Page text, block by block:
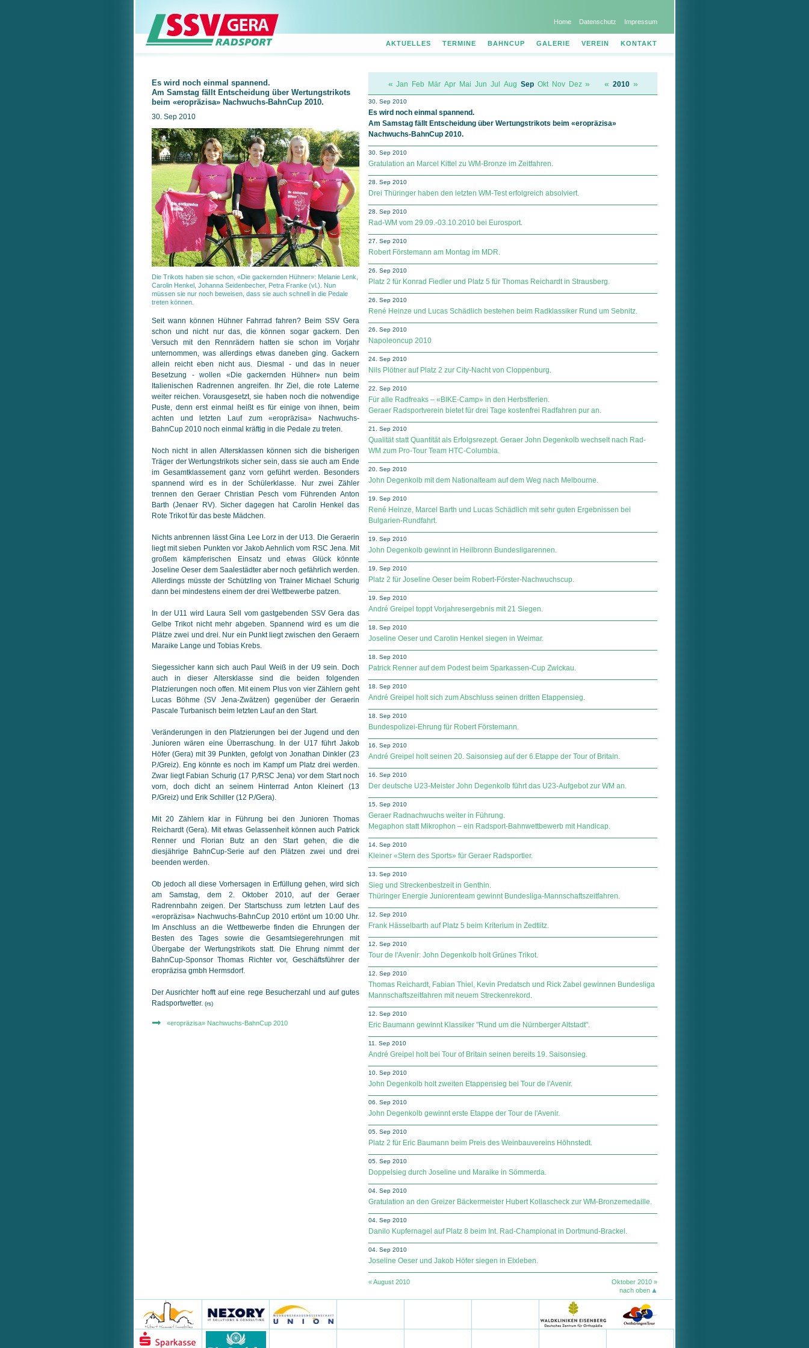
Home Datenschutz Impressum
AKTUELLES TERMINE BAHNCUP GALERIE VEREIN KONTAKT
Es wird noch einmal spannend.
Am Samstag fällt Entscheidung über Wertungstrikots
beim «eropräzisa» Nachwuchs-BahnCup 2010.
30. Sep 2010
Die Trikots haben sie schon, «Die gackernden Hühner»: Melanie Lenk,
Carolin Henkel, Johanna Seidenbecher, Petra Franke (vl.). Nun
müssen sie nur noch beweisen, dass sie auch schnell in die Pedale
treten können.
Seit wann können Hühner Fahrrad fahren? Beim SSV Gera
schon und nicht nur das, die können sogar gackern. Den
Versuch mit den Rennrädern hatten sie schon im Vorjahr
unternommen, was allerdings etwas daneben ging. Gackern
allein reicht eben nicht aus. Diesmal - und das in neuer
Besetzung - wollen «Die gackernden Hühner» nun beim
Italienischen Radrennen angreifen. Ihr Ziel, die rote Laterne
weiter reichen. Vorausgesetzt, sie haben noch die notwendige
Puste, denn erst einmal heißt es für einige von ihnen, beim
achten und letzten Lauf zum «eropräzisa» Nachwuchs-
BahnCup 2010 noch einmal kräftig in die Pedale zu treten.
Noch nicht in allen Altersklassen können sich die bisherigen
Träger der Wertungstrikots sicher sein, dass sie auch am Ende
im Gesamtklassement ganz vorn geführt werden. Besonders
spannend wird es in der Schülerklasse. Nur zwei Zähler
trennen den Geraer Christian Pesch vom Führenden Anton
Barth (Jenaer RV). Sicher dagegen hat Carolin Henkel das
Rote Trikot für das beste Mädchen.
Nichts anbrennen lässt Gina Lee Lorz in der U13. Die Geraerin
liegt mit sieben Punkten vor Jakob Aehnlich vom RSC Jena. Mit
großem kämpferischen Einsatz und etwas Glück könnte
Joseline Oeser dem Saalestädter aber noch gefährlich werden.
Allerdings müsste der Schützling von Trainer Michael Schurig
dann bei mindestens einem der drei Wettbewerbe patzen.
In der U11 wird Laura Sell vom gastgebenden SSV Gera das
Gelbe Trikot nicht mehr abgeben. Spannend wird es um die
Plätze zwei und drei. Nur ein Punkt liegt zwischen den Geraern
Maraike Lange und Tobias Krebs.
Siegessicher kann sich auch Paul Weiß in der U9 sein. Doch
auch in dieser Altersklasse sind die beiden folgenden
Platzierungen noch offen. Mit einem Plus von vier Zählern geht
Lucas Böhme (SV Jena-Zwätzen) gegenüber der Geraerin
Pascale Turbanisch beim letzten Lauf an den Start.
Veränderungen in den Platzierungen bei der Jugend und den
Junioren wären eine Überraschung. In der U17 führt Jakob
Höfer (Gera) mit 39 Punkten, gefolgt von Jonathan Dinkler (23
P./Greiz). Eng könnte es noch im Kampf um Platz drei werden.
Zwar liegt Fabian Schurig (17 P,/RSC Jena) vor dem Start noch
vorn, doch dicht an seinem Hinterrad Anton Kleinert (13
P./Greiz) und Erik Schiller (12 P./Gera).
Mit 20 Zählern klar in Führung bei den Junioren Thomas
Reichardt (Gera). Mit etwas Gelassenheit können auch Patrick
Renner und Florian Butz an den Start gehen, die die
diesjährige BahnCup-Serie auf den Plätzen zwei und drei
beenden werden.
Ob jedoch all diese Vorhersagen in Erfüllung gehen, wird sich
am Samstag, dem 2. Oktober 2010, auf der Geraer
Radrennbahn zeigen. Der Startschuss zum letzten Lauf des
«eropräzisa» Nachwuchs-BahnCup 2010 ertönt um 10:00 Uhr.
Im Anschluss an die Wettbewerbe finden die Ehrungen der
Besten des Tages sowie die Gesamtsiegerehrungen mit
Übergabe der Wertungstrikots statt. Die Ehrung nimmt der
BahnCup-Sponsor Thomas Richter vor, Geschäftsführer der
eropräzisa gmbh Hermsdorf.
Der Ausrichter hofft auf eine rege Besucherzahl und auf gutes
Radsportwetter. (rs)
«eropräzisa» Nachwuchs-BahnCup 2010
« Jan Feb Mär Apr Mai Jun Jul Aug Sep Okt Nov Dez » « 2010 »
30. Sep 2010
Es wird noch einmal spannend.
Am Samstag fällt Entscheidung über Wertungstrikots beim «eropräzisa»
Nachwuchs-BahnCup 2010.
30. Sep 2010
Gratulation an Marcel Kittel zu WM-Bronze im Zeitfahren.
28. Sep 2010
Drei Thüringer haben den letzten WM-Test erfolgreich absolviert.
28. Sep 2010
Rad-WM vom 29.09.-03.10.2010 bei Eurosport.
27. Sep 2010
Robert Förstemann am Montag im MDR.
26. Sep 2010
Platz 2 für Konrad Fiedler und Platz 5 für Thomas Reichardt in Strausberg.
26. Sep 2010
René Heinze und Lucas Schädlich bestehen beim Radklassiker Rund um Sebnitz.
26. Sep 2010
Napoleoncup 2010
24. Sep 2010
Nils Plötner auf Platz 2 zur City-Nacht von Cloppenburg.
22. Sep 2010
Für alle Radfreaks – «BIKE-Camp» in den Herbstferien.
Geraer Radsportverein bietet für drei Tage kostenfrei Radfahren pur an.
21. Sep 2010
Qualität statt Quantität als Erfolgsrezept. Geraer John Degenkolb wechselt nach Rad-
WM zum Pro-Tour Team HTC-Columbia.
20. Sep 2010
John Degenkolb mit dem Nationalteam auf dem Weg nach Melbourne.
19. Sep 2010
René Heinze, Marcel Barth und Lucas Schädlich mit sehr guten Ergebnissen bei
Bulgarien-Rundfahrt.
19. Sep 2010
John Degenkolb gewinnt in Heilbronn Bundesligarennen.
19. Sep 2010
Platz 2 für Joseline Oeser beim Robert-Förster-Nachwuchscup.
19. Sep 2010
André Greipel toppt Vorjahresergebnis mit 21 Siegen.
18. Sep 2010
Joseline Oeser und Carolin Henkel siegen in Weimar.
18. Sep 2010
Patrick Renner auf dem Podest beim Sparkassen-Cup Zwickau.
18. Sep 2010
André Greipel holt sich zum Abschluss seinen dritten Etappensieg.
18. Sep 2010
Bundespolizei-Ehrung für Robert Förstemann.
16. Sep 2010
André Greipel holt seinen 20. Saisonsieg auf der 6.Etappe der Tour of Britain.
16. Sep 2010
Der deutsche U23-Meister John Degenkolb führt das U23-Aufgebot zur WM an.
15. Sep 2010
Geraer Radnachwuchs weiter in Führung.
Megaphon statt Mikrophon – ein Radsport-Bahnwettbewerb mit Handicap.
14. Sep 2010
Kleiner «Stern des Sports» für Geraer Radsportler.
13. Sep 2010
Sieg und Streckenbestzeit in Genthin.
Thüringer Energie Juniorenteam gewinnt Bundesliga-Mannschaftszeitfahren.
12. Sep 2010
Frank Hässelbarth auf Platz 5 beim Kriterium in Zedtlitz.
12. Sep 2010
Tour de l'Avenir: John Degenkolb holt Grünes Trikot.
12. Sep 2010
Thomas Reichardt, Fabian Thiel, Kevin Predatsch und Rick Zabel gewinnen Bundesliga
Mannschaftszeitfahren mit neuem Streckenrekord.
12. Sep 2010
Eric Baumann gewinnt Klassiker "Rund um die Nürnberger Altstadt".
11. Sep 2010
André Greipel holt bei Tour of Britain seinen bereits 19. Saisonsieg.
10. Sep 2010
John Degenkolb holt zweiten Etappensieg bei Tour de l'Avenir.
06. Sep 2010
John Degenkolb gewinnt erste Etappe der Tour de l'Avenir.
05. Sep 2010
Platz 2 für Eric Baumann beim Preis des Weinbauvereins Höhnstedt.
05. Sep 2010
Doppelsieg durch Joseline und Maraike in Sömmerda.
04. Sep 2010
Gratulation an den Greizer Bäckermeister Hubert Kollascheck zur WM-Bronzemedaille.
04. Sep 2010
Danilo Kupfernagel auf Platz 8 beim Int. Rad-Championat in Dortmund-Brackel.
04. Sep 2010
Joseline Oeser und Jakob Höfer siegen in Elxleben.
« August 2010
Oktober 2010 »
nach oben